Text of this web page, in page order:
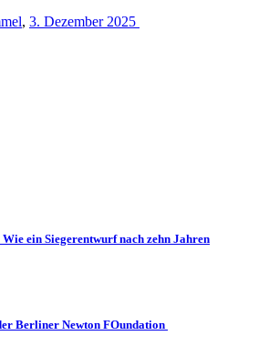
, 3. Dezember 2025
ein Siegerentwurf nach zehn Jahren
Berliner Newton FOundation